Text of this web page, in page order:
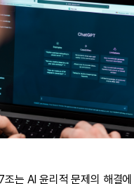
는 AI 윤리적 문제의 해결에